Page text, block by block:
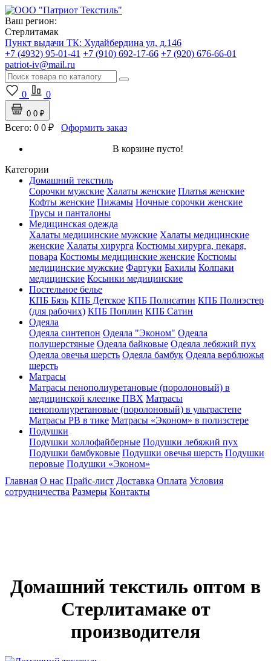
Ваш регион:
Стерлитамак
Пункт выдачи ТК: Худайбердина ул, д.146
+7 (4932) 95-01-41 +7 (910) 692-17-66 +7 (920) 676-66-01
patriot-iv@mail.ru
0 0
0 0 ₽
Всего: 0 0 ₽ Оформить заказ
В корзине пусто!
Категории
Домашний текстиль
Сорочки мужские Халаты женские Платья женские
Кофты женские Пижамы Ночные сорочки женские
Трусы и панталоны
Медицинская одежда
Халаты медицинские мужские Халаты медицинские
женские Халаты хирурга Костюмы хирурга, пекаря,
повара Костюмы медицинские женские Костюмы
медицинские мужские Фартуки Бахилы Колпаки
медицинские Косынки медицинские
Постельное белье
КПБ Бязь КПБ Детское КПБ Полисатин КПБ Полиэстер
(для рабочих) КПБ Поплин КПБ Сатин
Одеяла
Одеяла синтепон Одеяла "Эконом" Одеяла
полушерстяные Одеяла байковые Одеяла лебяжий пух
Одеяла овечья шерсть Одеяла бамбук Одеяла верблюжья
шерсть
Матрасы
Матрасы пенополиуретановые (поролоновый) в
медицинской клеенке ПВХ Матрасы
пенополиуретановые (поролоновый) в ультрастепе
Матрасы РВ в тике Матрасы «Эконом» в полиэстере
Подушки
Подушки холлофайберные Подушки лебяжий пух
Подушки бамбуковые Подушки овечья шерсть Подушки
перовые Подушки «Эконом»
Главная О нас Прайс-лист Доставка Оплата Условия
сотрудничества Размеры Контакты
Домашний текстиль оптом в
Стерлитамаке от
производителя